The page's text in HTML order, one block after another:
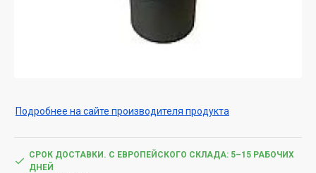
Подробнее на сайте производителя продукта
СРОК ДОСТАВКИ. С ЕВРОПЕЙСКОГО СКЛАДА: 5–15 РАБОЧИХ
ДНЕЙ